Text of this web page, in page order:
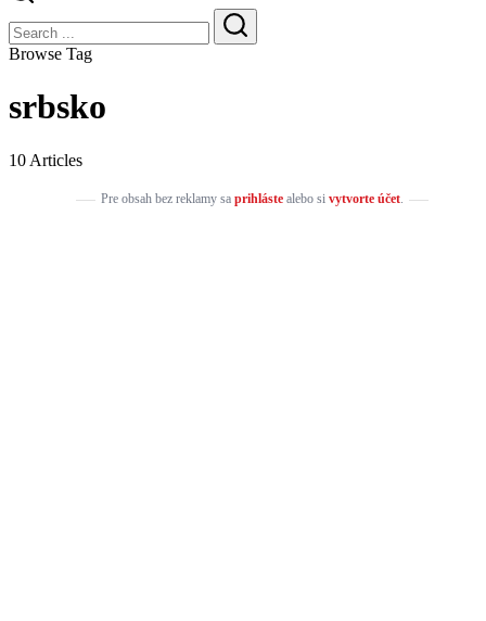
Search
Search
Browse Tag
srbsko
10 Articles
Pre obsah bez reklamy sa prihlástealebo si vytvorte účet.